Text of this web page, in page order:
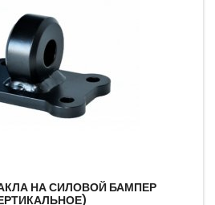
НА СИЛОВОЙ БАМПЕР